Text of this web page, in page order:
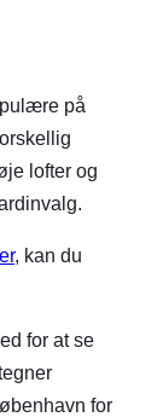
på
lofter og
, kan du
for at se
for